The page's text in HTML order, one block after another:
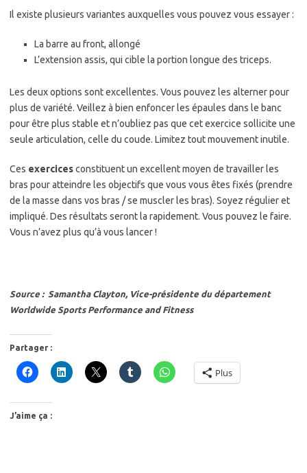
Il existe plusieurs variantes auxquelles vous pouvez vous essayer :
La barre au front, allongé
L’extension assis, qui cible la portion longue des triceps.
Les deux options sont excellentes. Vous pouvez les alterner pour
plus de variété. Veillez à bien enfoncer les épaules dans le banc
pour être plus stable et n’oubliez pas que cet exercice sollicite une
seule articulation, celle du coude. Limitez tout mouvement inutile.
Ces exercicesconstituent un excellent moyen de travailler les
bras pour atteindre les objectifs que vous vous êtes fixés (prendre
de la masse dans vos bras / se muscler les bras). Soyez régulier et
impliqué. Des résultats seront la rapidement. Vous pouvez le faire.
Vous n’avez plus qu’à vous lancer !
Source : Samantha Clayton, Vice-présidente du département
Worldwide Sports Performance and Fitness
Partager :
Plus
J’aime ça :